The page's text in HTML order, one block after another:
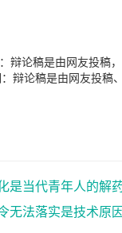
辩论稿是由网友投稿
辩论稿是由网友投稿
是当代青年人的解
无法落实是技术原